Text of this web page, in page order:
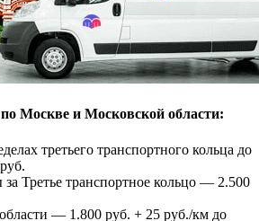
Москве и Московской области:
третьего транспортного кольца до
Третье транспортное кольцо — 2.500
— 1.800 руб. + 25 руб./км до